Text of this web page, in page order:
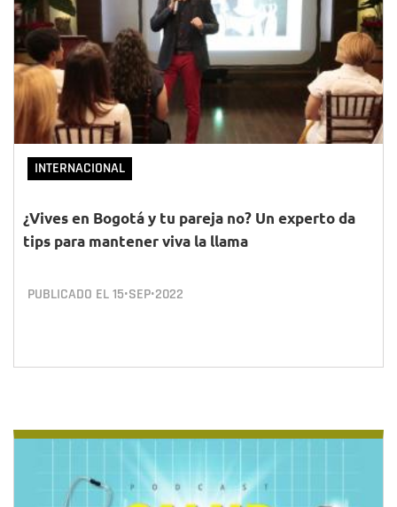
INTERNACIONAL
¿Vives en Bogotá y tu pareja no? Un experto da
tips para mantener viva la llama
PUBLICADO EL15•SEP•2022